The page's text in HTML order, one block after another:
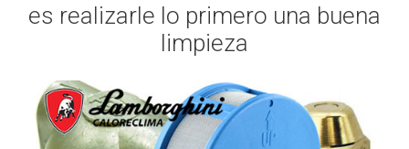
es realizarle lo primero una buena
limpieza